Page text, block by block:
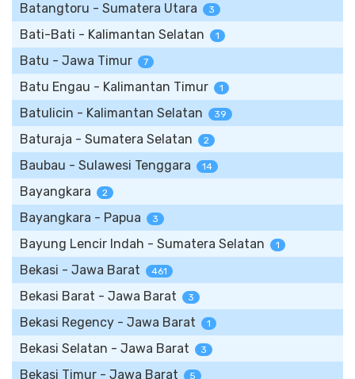
Batangtoru - Sumatera Utara 3
Bati-Bati - Kalimantan Selatan 1
Batu - Jawa Timur 7
Batu Engau - Kalimantan Timur 1
Batulicin - Kalimantan Selatan 39
Baturaja - Sumatera Selatan 2
Baubau - Sulawesi Tenggara 14
Bayangkara 2
Bayangkara - Papua 3
Bayung Lencir Indah - Sumatera Selatan 1
Bekasi - Jawa Barat 461
Bekasi Barat - Jawa Barat 3
Bekasi Regency - Jawa Barat 1
Bekasi Selatan - Jawa Barat 3
Bekasi Timur - Jawa Barat 5